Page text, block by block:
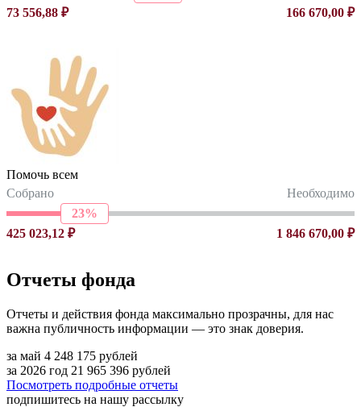
73 556,88 ₽
166 670,00 ₽
Помочь всем
Собрано
Необходимо
23%
425 023,12 ₽
1 846 670,00 ₽
Отчеты фонда
Отчеты и действия фонда максимально прозрачны, для нас
важна публичность информации — это знак доверия.
за май 4 248 175 рублей
за 2026 год 21 965 396 рублей
Посмотреть подробные отчеты
подпишитесь на нашу рассылку